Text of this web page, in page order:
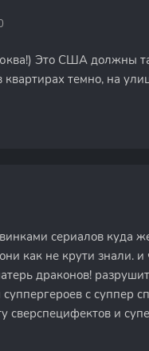
Это США должны
темно, на
сериалов куда
как не крути знали. и
драконов!
с суппер
сверспецифектов и